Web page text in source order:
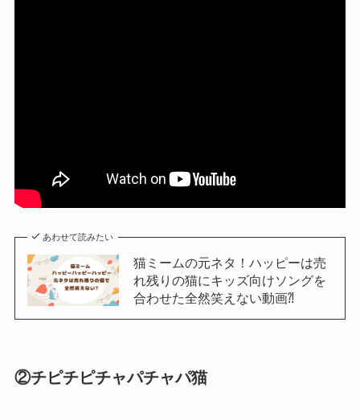
あわせて読みたい
猫ミームの元ネタ！ハッピーは売
れ残りの猫にキッズ向けソングを
合わせた全然笑えない動画⁈
②チピチピチャパチャパ猫